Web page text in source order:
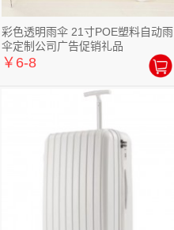
彩色透明雨伞 21寸POE塑料自动雨
伞定制公司广告促销礼品
￥6-8